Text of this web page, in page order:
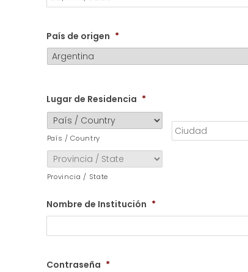
País de origen *
Lugar de Residencia *
País / Country
Provincia / State
d
a
d
Nombre de Institución *
Contraseña *